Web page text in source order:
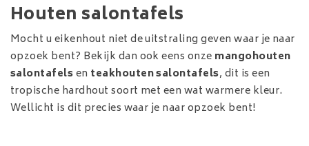
Houten salontafels
Mocht u eikenhout niet de uitstraling geven waar je naar
opzoek bent? Bekijk dan ook eens onze mangohouten
salontafelsen teakhouten salontafels, dit is een
tropische hardhout soort met een wat warmere kleur.
Wellicht is dit precies waar je naar opzoek bent!